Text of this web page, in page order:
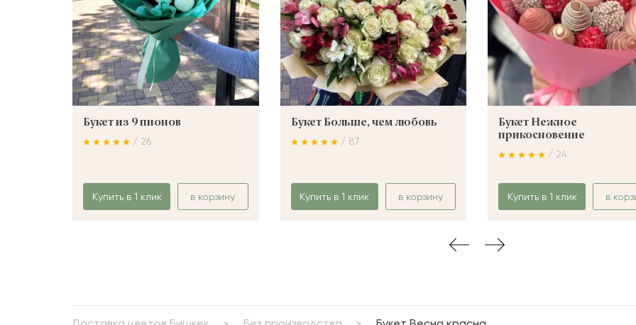
Букет из 9 пионов
/ 26
Купить в 1 клик в корзину
Букет Больше, чем любовь
/ 87
Купить в 1 клик в корзину
Букет Нежное
прикосновение
/ 24
Купить в 1 клик в